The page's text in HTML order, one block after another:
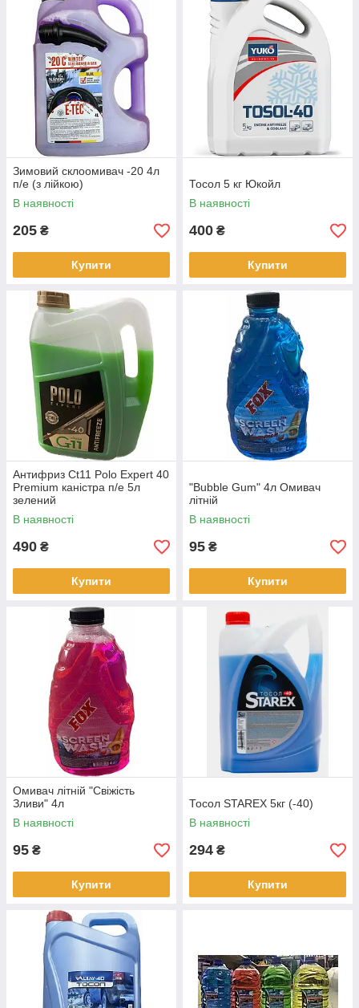
Зимовий склоомивач -20 4л
п/е (з лійкою)
В наявності
205 ₴
Купити
Тосол 5 кг Юкойл
В наявності
400 ₴
Купити
Антифриз Ct11 Polo Expert 40
Premium каністра п/е 5л
зелений
В наявності
490 ₴
Купити
"Bubble Gum" 4л Омивач
літній
В наявності
95 ₴
Купити
Омивач літній "Свіжість
Зливи" 4л
В наявності
95 ₴
Купити
Тосол STAREX 5кг (-40)
В наявності
294 ₴
Купити